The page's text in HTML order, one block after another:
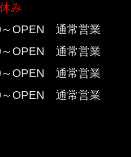
み
～OPEN 通常営業
～OPEN 通常営業
～OPEN 通常営業
～OPEN 通常営業